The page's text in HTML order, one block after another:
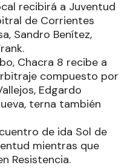
recibirá a Juventud
de Corrientes
Sandro Benítez,
Chacra 8 recibe a
compuesto por
Edgardo
terna también
de ida Sol de
mientras que
Resistencia.